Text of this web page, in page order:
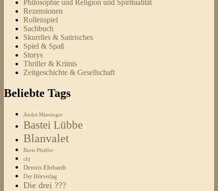
Philosophie und Religion und Spiritualität
Rezensionen
Rollenspiel
Sachbuch
Skurriles & Satirisches
Spiel & Spaß
Storys
Thriller & Krimis
Zeitgeschichte & Gesellschaft
Beliebte Tags
André Minninger
Bastei Lübbe
Blanvalet
Boris Pfeiffer
cbj
Dennis Ehrhardt
Der Hörverlag
Die drei ???